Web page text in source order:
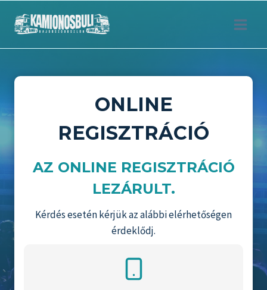
ONLINE
REGISZTRÁCIÓ
AZ ONLINE REGISZTRÁCIÓ
LEZÁRULT.
Kérdés esetén kérjük az alábbi elérhetőségen
érdeklődj.